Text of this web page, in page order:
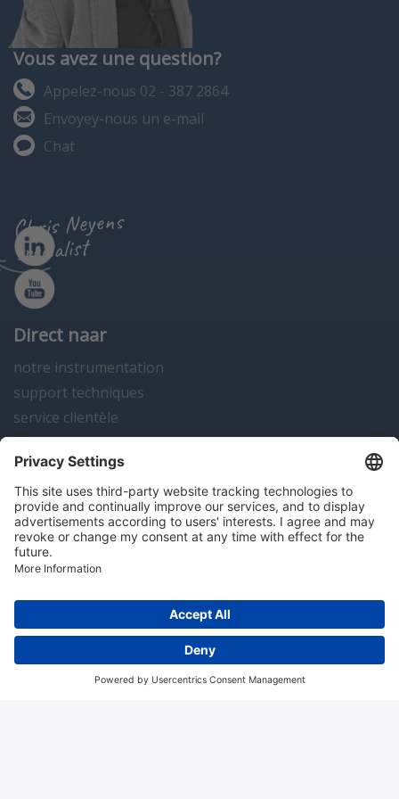
Vous avez une question?
Appelez-nous 02 - 387 2864
Envoyey-nous un e-mail
Chat
Chris Neyens
specialist
Direct naar
notre instrumentation
support techniques
service clientèle
actualités
contact
Algemene voorwaarden Disclaimer
Colofon
Copyright; 2026 Hitma B.V.. Tous droits réservés.